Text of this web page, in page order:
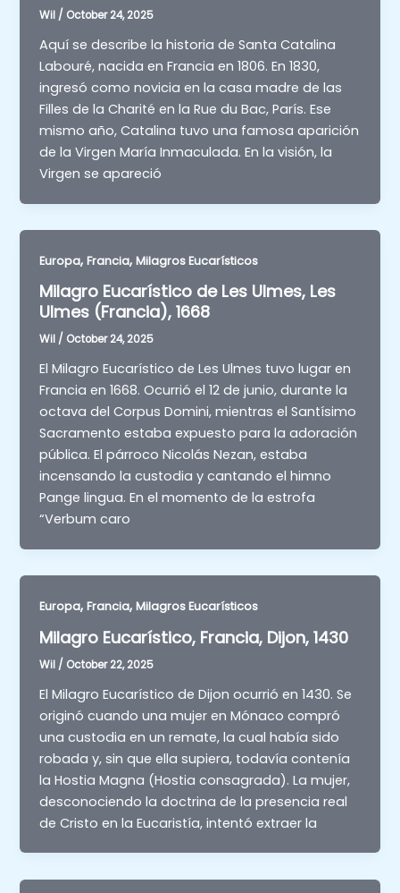
Wil / October 24, 2025
Aquí se describe la historia de Santa Catalina
Labouré, nacida en Francia en 1806. En 1830,
ingresó como novicia en la casa madre de las
Filles de la Charité en la Rue du Bac, París. Ese
mismo año, Catalina tuvo una famosa aparición
de la Virgen María Inmaculada. En la visión, la
Virgen se apareció
Europa,Francia,Milagros Eucarísticos
Milagro Eucarístico de Les Ulmes, Les
Ulmes (Francia), 1668
Wil / October 24, 2025
El Milagro Eucarístico de Les Ulmes tuvo lugar en
Francia en 1668. Ocurrió el 12 de junio, durante la
octava del Corpus Domini, mientras el Santísimo
Sacramento estaba expuesto para la adoración
pública. El párroco Nicolás Nezan, estaba
incensando la custodia y cantando el himno
Pange lingua. En el momento de la estrofa
“Verbum caro
Europa,Francia,Milagros Eucarísticos
Milagro Eucarístico, Francia, Dijon, 1430
Wil / October 22, 2025
El Milagro Eucarístico de Dijon ocurrió en 1430. Se
originó cuando una mujer en Mónaco compró
una custodia en un remate, la cual había sido
robada y, sin que ella supiera, todavía contenía
la Hostia Magna (Hostia consagrada). La mujer,
desconociendo la doctrina de la presencia real
de Cristo en la Eucaristía, intentó extraer la